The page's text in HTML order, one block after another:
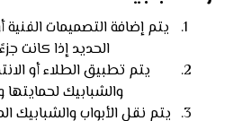
يتم إضافة التصميمات
الحديد إذا كانت
يتم تطبيق الطلاء أو
والشبابيك
يتم نقل الأبواب والشبابيك